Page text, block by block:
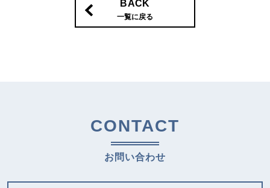
BACK
一覧に戻る
CONTACT
お問い合わせ